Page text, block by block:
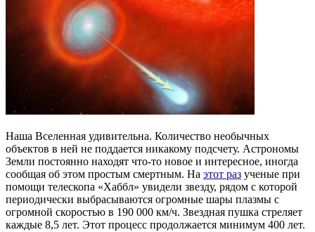
Наша Вселенная удивительна. Количество необычных
объектов в ней не поддается никакому подсчету. Астрономы
Земли постоянно находят что-то новое и интересное, иногда
сообщая об этом простым смертным. На этот раз ученые при
помощи телескопа «Хаббл» увидели звезду, рядом с которой
периодически выбрасываются огромные шары плазмы с
огромной скоростью в 190 000 км/ч. Звездная пушка стреляет
каждые 8,5 лет. Этот процесс продолжается минимум 400 лет.